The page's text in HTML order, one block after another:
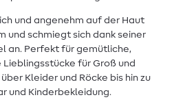
und angenehm auf der Haut
und schmiegt sich dank seiner
an. Perfekt für gemütliche,
für Groß und
Kleider und Röcke bis hin zu
und Kinderbekleidung.